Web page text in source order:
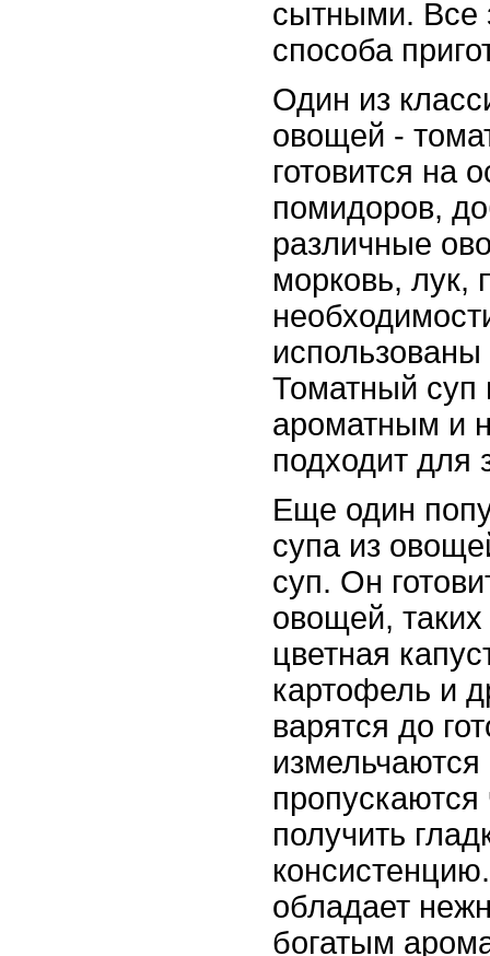
сытными. Все
способа
Один из
овощей -
готовится на
помидоров,
различные
морковь, лук,
Томатный суп
ароматным и
подходит для
Еще один
супа из
суп. Он
овощей, таких
цветная
картофель и
варятся до
пропускаются
получить
обладает
богатым